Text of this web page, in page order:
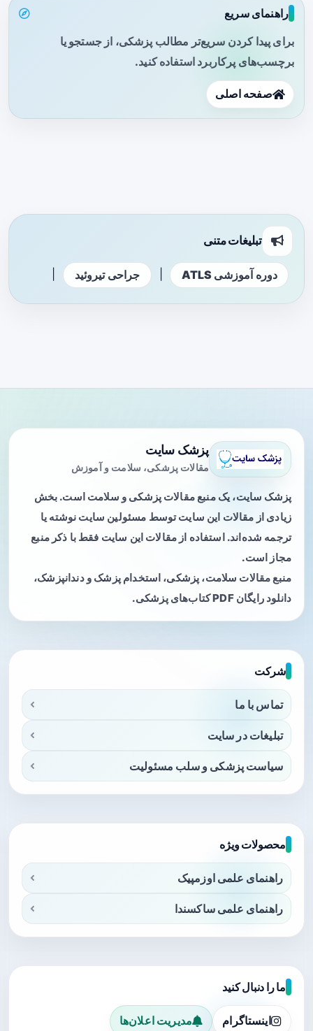
راهنمای سریع
برای پیدا کردن سریع‌تر مطالب پزشکی، از جستجو یا
برچسب‌های پرکاربرد استفاده کنید.
صفحه اصلی
تبلیغات متنی
دوره آموزشی ATLS جراحی تیروئید
پزشک سایت
مقالات پزشکی، سلامت و آموزش
پزشک سایت، یک منبع مقالات پزشکی و سلامت است. بخش
زیادی از مقالات این سایت توسط مسئولین سایت نوشته یا
ترجمه شده‌اند. استفاده از مقالات این سایت فقط با ذکر منبع
مجاز است.
منبع مقالات سلامت، پزشکی، استخدام پزشک و دندانپزشک،
دانلود رایگان PDF کتاب‌های پزشکی.
شرکت
تماس با ما
تبلیغات در سایت
سیاست پزشکی و سلب مسئولیت
محصولات ویژه
راهنمای علمی اوزمپیک
راهنمای علمی ساکسندا
ما را دنبال کنید
اینستاگرام مدیریت اعلان‌ها